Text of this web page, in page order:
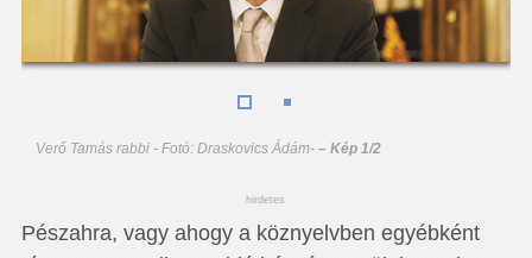
Verő Tamás rabbi - Fotó: Draskovics Ádám-– Kép 1/2
hirdetes
Pészahra, vagy ahogy a köznyelvben egyébként